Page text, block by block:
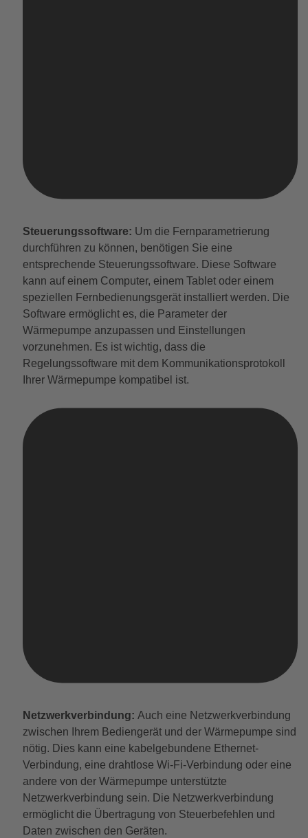
Steuerungssoftware: Um die Fernparametrierung
durchführen zu können, benötigen Sie eine
entsprechende Steuerungssoftware. Diese Software
kann auf einem Computer, einem Tablet oder einem
speziellen Fernbedienungsgerät installiert werden. Die
Software ermöglicht es, die Parameter der
Wärmepumpe anzupassen und Einstellungen
vorzunehmen. Es ist wichtig, dass die
Regelungssoftware mit dem Kommunikationsprotokoll
Ihrer Wärmepumpe kompatibel ist.
Netzwerkverbindung: Auch eine Netzwerkverbindung
zwischen Ihrem Bediengerät und der Wärmepumpe sind
nötig. Dies kann eine kabelgebundene Ethernet-
Verbindung, eine drahtlose Wi-Fi-Verbindung oder eine
andere von der Wärmepumpe unterstützte
Netzwerkverbindung sein. Die Netzwerkverbindung
ermöglicht die Übertragung von Steuerbefehlen und
Daten zwischen den Geräten.